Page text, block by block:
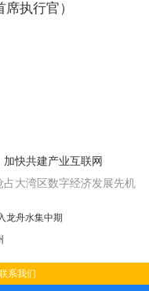
执行官）
快共建产业互联网
大湾区数字经济发展先机
龙舟水集中期
系我们